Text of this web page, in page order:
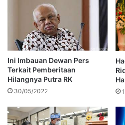
Ini Imbauan Dewan Pers
Terkait Pemberitaan
Hilangnya Putra RK
30/05/2022